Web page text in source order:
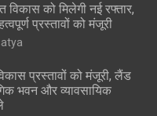
विकास को मिलेगी नई रफ्तार,
प्रस्तावों को मंजूरी
प्रस्तावों को मंजूरी, लैंड
भवन और व्यावसायिक